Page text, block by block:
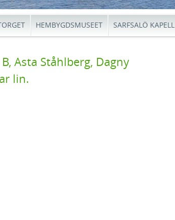
HEMBYGDSMUSEET SARFSALÖ KAPELL
Asta Ståhlberg, Dagny
lin.